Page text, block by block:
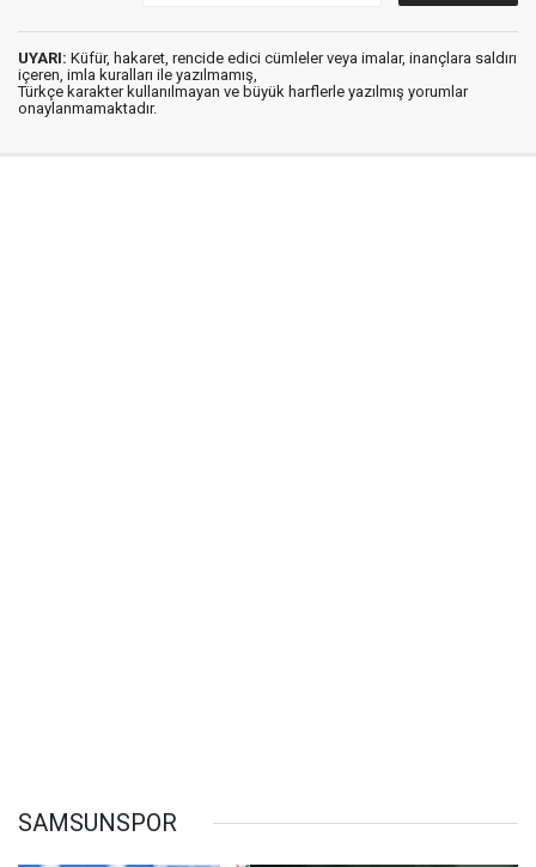
UYARI: Küfür, hakaret, rencide edici cümleler veya imalar, inançlara saldırı
içeren, imla kuralları ile yazılmamış,
Türkçe karakter kullanılmayan ve büyük harflerle yazılmış yorumlar
onaylanmamaktadır.
SAMSUNSPOR